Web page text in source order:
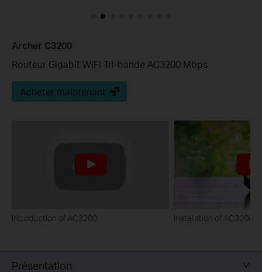
Archer C3200
Routeur Gigabit WiFi Tri-bande AC3200 Mbps
Acheter maintenant
Introduction of AC3200 Installation of AC3200
Présentation